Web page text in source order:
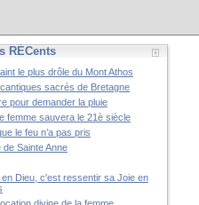
RÉCents
le plus drôle du Mont Athos
sacrés de Bretagne
pour demander la pluie
femme sauvera le 21è siècle
le feu n’a pas pris
de Sainte Anne
en Dieu, c'est ressentir sa Joie en